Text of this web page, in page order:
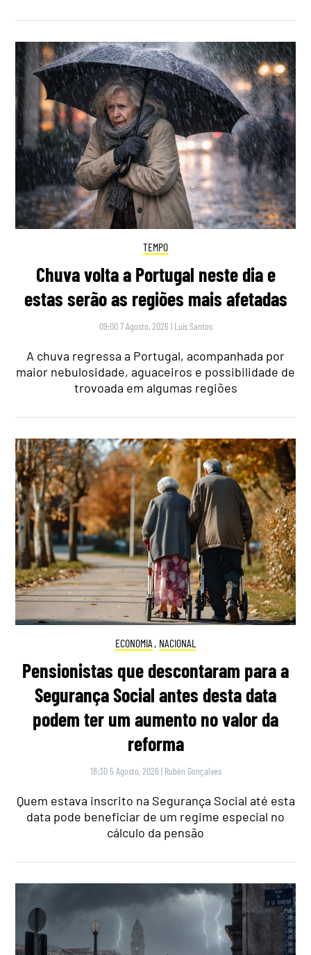
TEMPO
Chuva volta a Portugal neste dia e
estas serão as regiões mais afetadas
09:00 7 Agosto, 2026 | Luís Santos
A chuva regressa a Portugal, acompanhada por
maior nebulosidade, aguaceiros e possibilidade de
trovoada em algumas regiões
ECONOMIA , NACIONAL
Pensionistas que descontaram para a
Segurança Social antes desta data
podem ter um aumento no valor da
reforma
18:30 5 Agosto, 2026 | Rubén Gonçalves
Quem estava inscrito na Segurança Social até esta
data pode beneficiar de um regime especial no
cálculo da pensão